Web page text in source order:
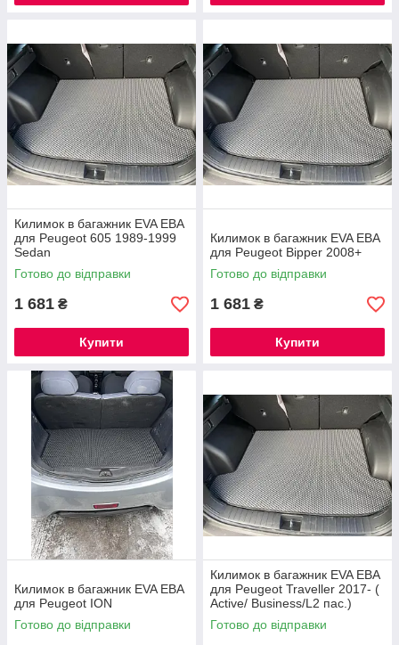
Килимок в багажник EVA ЕВА
для Peugeot 605 1989-1999
Sedan
Готово до відправки
1 681 ₴
Купити
Килимок в багажник EVA ЕВА
для Peugeot Bipper 2008+
Готово до відправки
1 681 ₴
Купити
Килимок в багажник EVA ЕВА
для Peugeot ION
Готово до відправки
Килимок в багажник EVA ЕВА
для Peugeot Traveller 2017- (
Active/ Business/L2 пас.)
Готово до відправки